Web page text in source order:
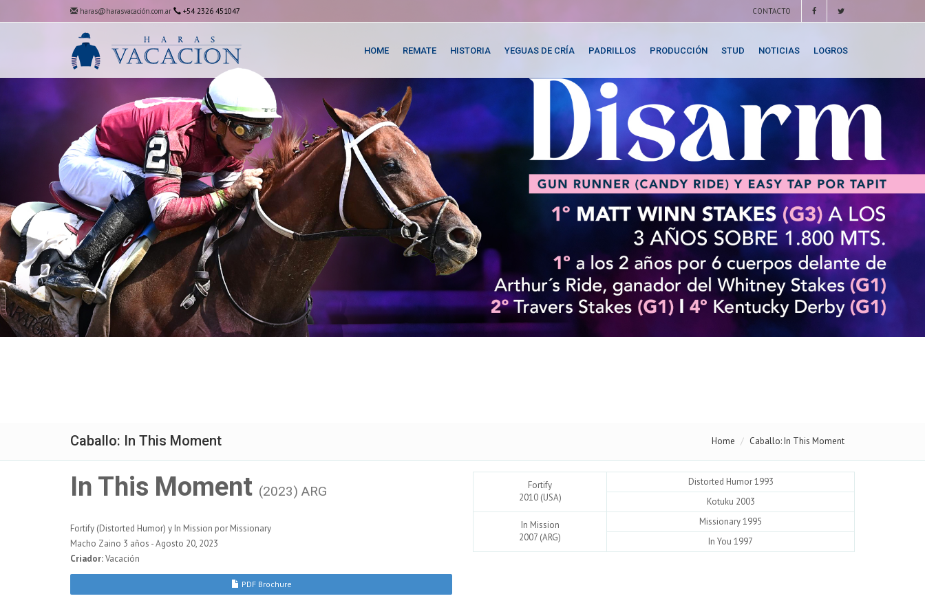
haras@harasvacación.com.ar +54 2326 451047 CONTACTO
HOME REMATE HISTORIA YEGUAS DE CRÍA PADRILLOS PRODUCCIÓN STUD NOTICIAS LOGROS
Caballo: In This Moment Home Caballo: In This Moment
In This Moment (2023) ARG
Fortify (Distorted Humor) y In Mission por Missionary
Macho Zaino 3 años - Agosto 20, 2023
Criador:Vacación
PDF Brochure
Fortify
2010 (USA)
Distorted Humor 1993
Kotuku 2003
In Mission
2007 (ARG)
Missionary 1995
In You 1997